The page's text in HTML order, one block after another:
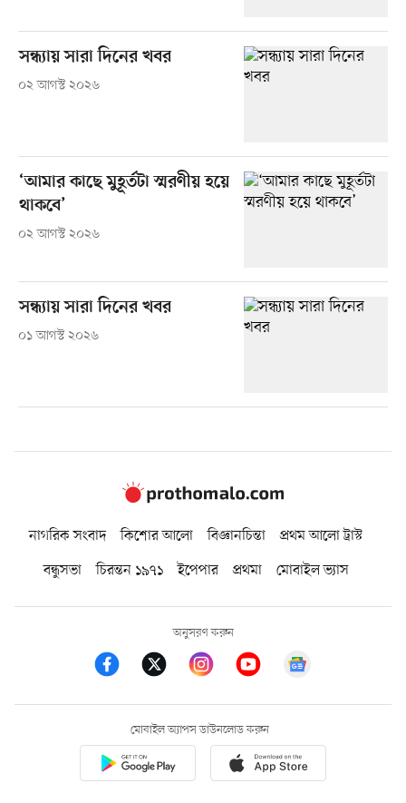
সন্ধ্যায় সারা দিনের খবর
০২ আগস্ট ২০২৬
‘আমার কাছে মুহূর্তটা স্মরণীয় হয়ে
থাকবে’
০২ আগস্ট ২০২৬
সন্ধ্যায় সারা দিনের খবর
০১ আগস্ট ২০২৬
নাগরিক সংবাদ কিশোর আলো বিজ্ঞানচিন্তা
প্রথম আলো ট্রাস্ট
বন্ধুসভা
চিরন্তন ১৯৭১ ইপেপার প্রথমা মোবাইল ভ্যাস
অনুসরণ করুন
মোবাইল অ্যাপস ডাউনলোড করুন